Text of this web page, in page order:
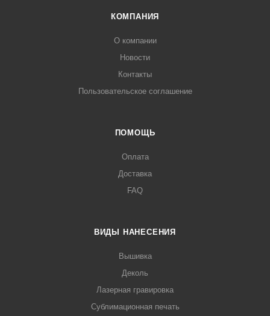
КОМПАНИЯ
О компании
Новости
Контакты
Пользовательское соглашение
ПОМОЩЬ
Оплата
Доставка
FAQ
ВИДЫ НАНЕСЕНИЯ
Вышивка
Деколь
Лазерная гравировка
Сублимационная печать